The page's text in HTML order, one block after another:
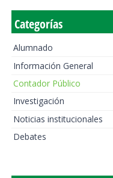
Categorías
Alumnado
Información General
Contador Público
Investigación
Noticias institucionales
Debates